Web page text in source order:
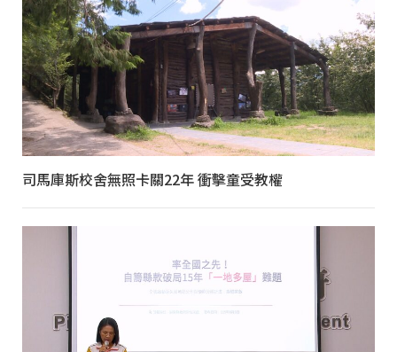
司馬庫斯校舍無照卡關22年 衝擊童受教權